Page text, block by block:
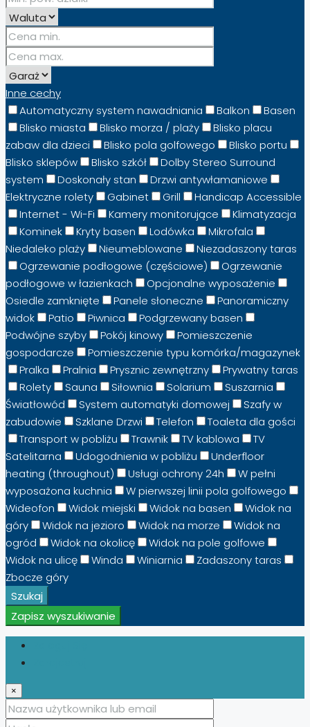
Inne cechy
Automatyczny system nawadniania
Balkon
Basen
Blisko miasta
Blisko morza / plaży
Blisko placu
zabaw dla dzieci
Blisko pola golfowego
Blisko portu
Blisko sklepów
Blisko szkół
Dolby Stereo Surround
system
Doskonały stan
Drzwi antywłamaniowe
Elektryczne rolety
Gabinet Grill
Handicap Accessible
Internet - Wi-Fi
Kamery monitorujące
Klimatyzacja
Kominek
Kryty basen Lodówka
Mikrofala
Niedaleko plaży
Nieumeblowane
Niezadaszony taras
Ogrzewanie podłogowe (częściowe)
Ogrzewanie
podłogowe w łazienkach
Opcjonalne wyposażenie
Osiedle zamknięte
Panele słoneczne
Panoramiczny
widok
Patio Piwnica
Podgrzewany basen
Podwójne szyby
Pokój kinowy
Pomieszczenie
gospodarcze
Pomieszczenie typu komórka/magazynek
Pralka
Pralnia Prysznic zewnętrzny
Prywatny taras
Rolety
Sauna Siłownia Solarium
Suszarnia
Światłowód
System automatyki domowej
Szafy w
zabudowie
Szklane Drzwi Telefon
Toaleta dla gości
Transport w pobliżu
Trawnik TV kablowa
TV
Satelitarna
Udogodnienia w pobliżu
Underfloor
heating (throughout)
Usługi ochrony 24h
W pełni
wyposażona kuchnia
W pierwszej linii pola golfowego
Wideofon
Widok miejski Widok na basen
Widok na
góry
Widok na jezioro Widok na morze
Widok na
ogród
Widok na okolicę
Widok na pole golfowe
Widok na ulicę
Winda Winiarnia
Zadaszony taras
Zbocze góry
Szukaj
Zapisz wyszukiwanie
×